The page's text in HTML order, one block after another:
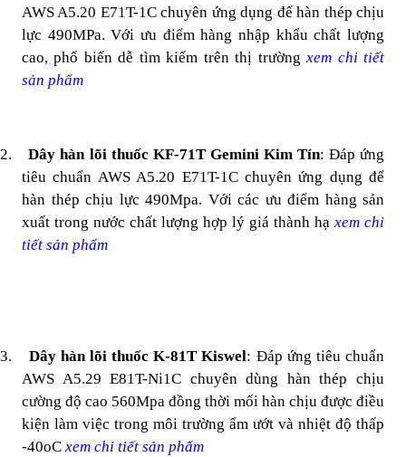
AWS A5.20 E71T-1C chuyên ứng dụng để hàn thép chịu
lực 490MPa. Với ưu điểm hàng nhập khẩu chất lượng
cao, phổ biến dễ tìm kiếm trên thị trườngxem chi tiết
sản phẩm
2. Dây hàn lõi thuốc KF-71T Gemini Kim Tín: Đáp ứng
tiêu chuẩn AWS A5.20 E71T-1C chuyên ứng dụng để
hàn thép chịu lực 490Mpa. Với các ưu điểm hàng sản
xuất trong nước chất lượng hợp lý giá thành hạxem chi
tiết sản phẩm
3. Dây hàn lõi thuốc K-81T Kiswel: Đáp ứng tiêu chuẩn
AWS A5.29 E81T-Ni1C chuyên dùng hàn thép chịu
cường độ cao 560Mpa đồng thời mối hàn chịu được điều
kiện làm việc trong môi trường ẩm ướt và nhiệt độ thấp
-40oCxem chi tiết sản phẩm